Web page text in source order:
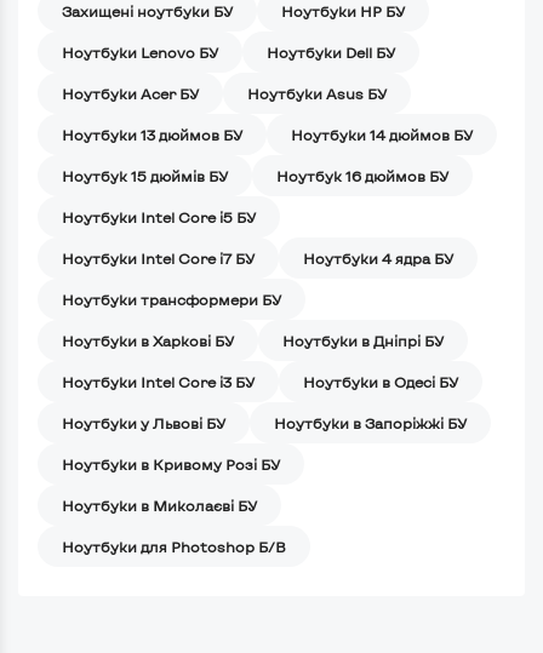
Захищені ноутбуки БУ Ноутбуки HP БУ
Ноутбуки Lenovo БУ Ноутбуки Dell БУ
Ноутбуки Acer БУ Ноутбуки Asus БУ
Ноутбуки 13 дюймов БУ Ноутбуки 14 дюймов БУ
Ноутбук 15 дюймів БУ Ноутбук 16 дюймов БУ
Ноутбуки Intel Core i5 БУ
Ноутбуки Intel Core i7 БУ Ноутбуки 4 ядра БУ
Ноутбуки трансформери БУ
Ноутбуки в Харкові БУ Ноутбуки в Дніпрі БУ
Ноутбуки Intel Core i3 БУ Ноутбуки в Одесі БУ
Ноутбуки у Львові БУ Ноутбуки в Запоріжжі БУ
Ноутбуки в Кривому Розі БУ
Ноутбуки в Миколаєві БУ
Ноутбуки для Photoshop Б/В